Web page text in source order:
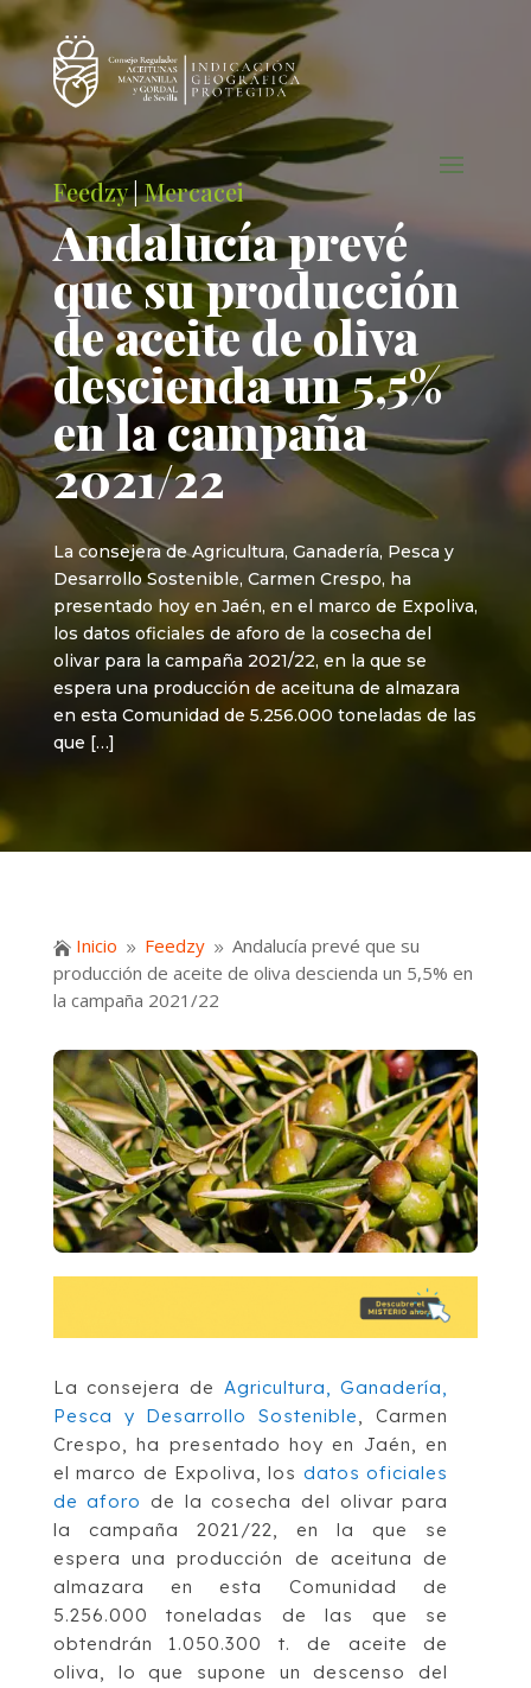
Feedzy|Mercacei
Andalucía prevé
que su producción
de aceite de oliva
descienda un 5,5%
en la campaña
2021/22
La consejera de Agricultura, Ganadería, Pesca y
Desarrollo Sostenible, Carmen Crespo, ha
presentado hoy en Jaén, en el marco de Expoliva,
los datos oficiales de aforo de la cosecha del
olivar para la campaña 2021/22, en la que se
espera una producción de aceituna de almazara
en esta Comunidad de 5.256.000 toneladas de las
que […]
 Inicio 9 Feedzy 9 Andalucía prevé que su
producción de aceite de oliva descienda un 5,5% en
la campaña 2021/22
La consejera de Agricultura, Ganadería,
Pesca y Desarrollo Sostenible, Carmen
Crespo, ha presentado hoy en Jaén, en
el marco de Expoliva, los datos oficiales
de aforo de la cosecha del olivar para
la campaña 2021/22, en la que se
espera una producción de aceituna de
almazara en esta Comunidad de
5.256.000 toneladas de las que se
obtendrán 1.050.300 t. de aceite de
oliva, lo que supone un descenso del